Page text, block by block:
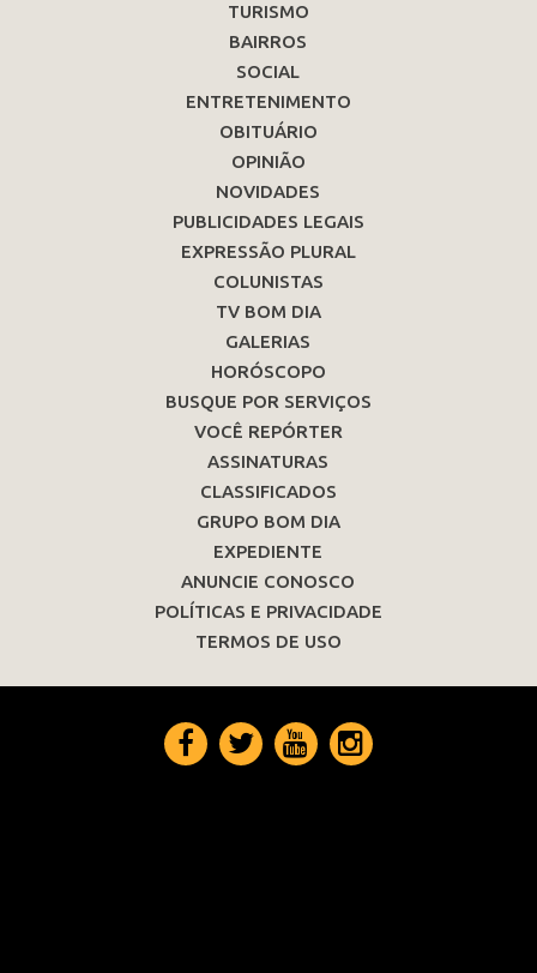
TURISMO
BAIRROS
SOCIAL
ENTRETENIMENTO
OBITUÁRIO
OPINIÃO
NOVIDADES
PUBLICIDADES LEGAIS
EXPRESSÃO PLURAL
COLUNISTAS
TV BOM DIA
GALERIAS
HORÓSCOPO
BUSQUE POR SERVIÇOS
VOCÊ REPÓRTER
ASSINATURAS
CLASSIFICADOS
GRUPO BOM DIA
EXPEDIENTE
ANUNCIE CONOSCO
POLÍTICAS E PRIVACIDADE
TERMOS DE USO